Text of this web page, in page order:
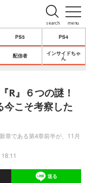
menu
search
PS5 PS4
配信者
インサイドちゃ
ん
R』６つの謎！
今こそ考察した
章である第4章前半が、11月
送る